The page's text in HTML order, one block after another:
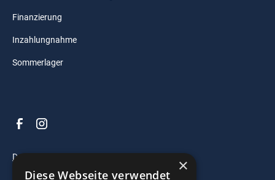
Finanzierung
Inzahlungnahme
Sommerlager
Datenschutz ×
Diese Webseite verwendet